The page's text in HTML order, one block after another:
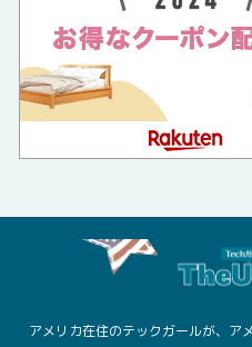
アメリカ在住のテックガールが、ア